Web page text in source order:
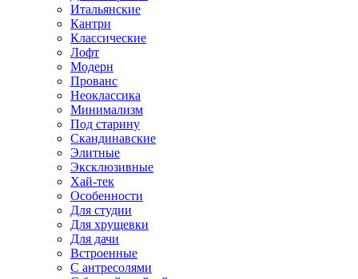
Итальянские
Кантри
Классические
Лофт
Модерн
Прованс
Неоклассика
Минимализм
Под старину
Скандинавские
Элитные
Эксклюзивные
Хай-тек
Особенности
Для студии
Для хрущевки
Для дачи
Встроенные
С антресолями